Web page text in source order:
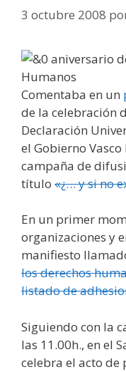
3 octubre 2008
Comentaba en un
de la celebración
Declaración
el Gobierno
campaña de
título «¿… y si no
En un primer
organizaciones y
manifiesto
los derechos
listado de
Siguiendo con la
las 11.00h., en el
celebra el acto de